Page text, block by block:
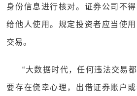
身份信息进行核对。证券公司不
给他人使用。规定投资者应当使
交易。
“大数据时代，任何违法交易
要存在侥幸心理，出借证券账户